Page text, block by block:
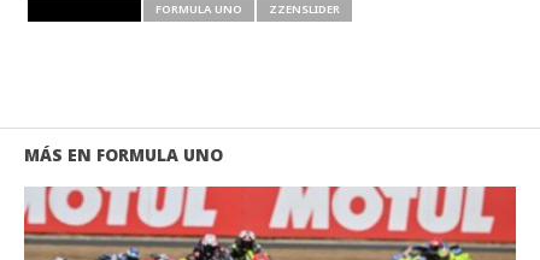
FORMULA UNO ZZENSLIDER
MÁS EN FORMULA UNO